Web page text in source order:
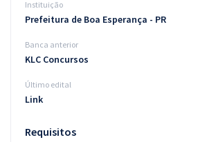
BlogInstituição
Prefeitura de Boa Esperança - PR
Banca anterior
KLC Concursos
Último edital
Link
Requisitos